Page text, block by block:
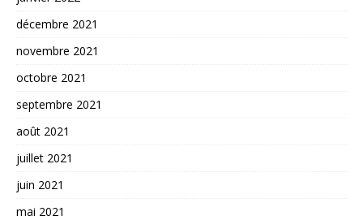
décembre 2021
novembre 2021
octobre 2021
septembre 2021
août 2021
juillet 2021
juin 2021
mai 2021